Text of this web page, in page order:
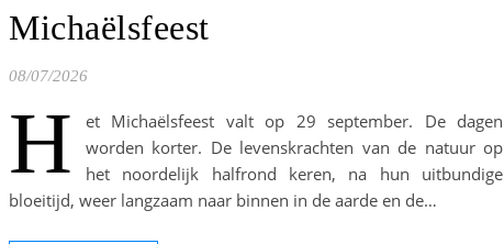
Michaëlsfeest
08/07/2026
H
et Michaëlsfeest valt op 29 september. De dagen
worden korter. De levenskrachten van de natuur op
het noordelijk halfrond keren, na hun uitbundige
bloeitijd, weer langzaam naar binnen in de aarde en de…